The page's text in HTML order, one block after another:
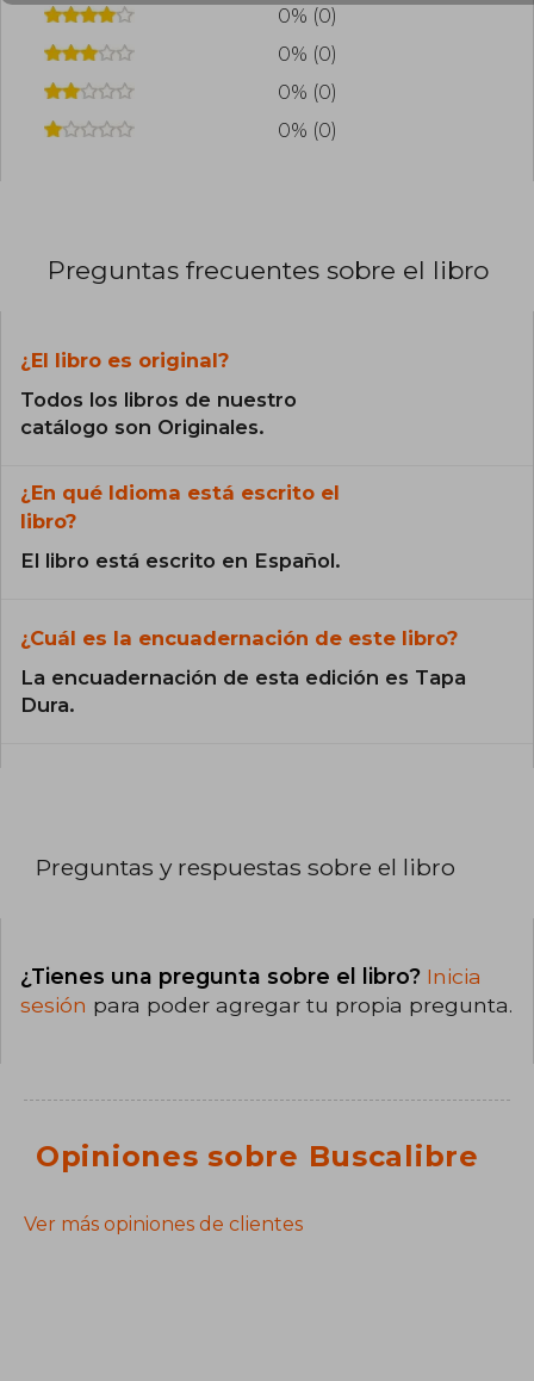
0% (0)
0% (0)
0% (0)
0% (0)
Preguntas frecuentes sobre el libro
¿El libro es original?
Todos los libros de nuestro
catálogo son Originales.
¿En qué Idioma está escrito el
libro?
El libro está escrito en Español.
¿Cuál es la encuadernación de este libro?
La encuadernación de esta edición es Tapa
Dura.
Preguntas y respuestas sobre el libro
¿Tienes una pregunta sobre el libro? Inicia
sesión para poder agregar tu propia pregunta.
Opiniones sobre Buscalibre
Ver más opiniones de clientes